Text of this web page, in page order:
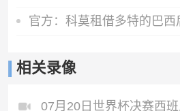
相关录像
07月20日世界杯决赛西